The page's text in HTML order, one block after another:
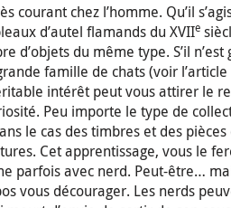
courant chez l’homme. Qu’il
d’autel flamands du XVIIe
d’objets du même type. S’il
famille de chats (voir
intérêt peut vous attirer le
Peu importe le type de
le cas des timbres et des
Cet apprentissage, vous le
parfois avec nerd. Peut-être…
vous décourager. Les nerds